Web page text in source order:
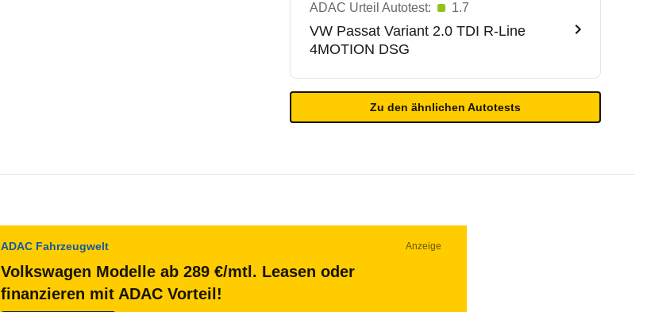
ADAC Urteil Autotest: 1.7
VW Passat Variant 2.0 TDI R-Line
4MOTION DSG
Zu den ähnlichen Autotests
ADAC Fahrzeugwelt Anzeige
Volkswagen Modelle ab 289 €/mtl. Leasen oder
finanzieren mit ADAC Vorteil!